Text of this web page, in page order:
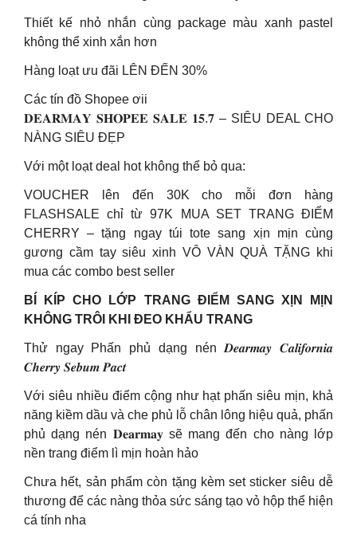
Thiết kế nhỏ nhắn cùng package màu xanh pastel
không thể xinh xắn hơn
Hàng loạt ưu đãi LÊN ĐẾN 30%
Các tín đồ Shopee ơii
𝐃𝐄𝐀𝐑𝐌𝐀𝐘 𝐒𝐇𝐎𝐏𝐄𝐄 𝐒𝐀𝐋𝐄 𝟏𝟓.𝟕 – SIÊU DEAL CHO
NÀNG SIÊU ĐẸP
Với một loạt deal hot không thể bỏ qua:
VOUCHER lên đến 30K cho mỗi đơn hàng
FLASHSALE chỉ từ 97K MUA SET TRANG ĐIỂM
CHERRY – tặng ngay túi tote sang xịn mịn cùng
gương cầm tay siêu xinh VÔ VÀN QUÀ TẶNG khi
mua các combo best seller
BÍ KÍP CHO LỚP TRANG ĐIỂM SANG XỊN MỊN
KHÔNG TRÔI KHI ĐEO KHẨU TRANG
Thử ngay Phấn phủ dạng nén 𝑫𝒆𝒂𝒓𝒎𝒂𝒚 𝑪𝒂𝒍𝒊𝒇𝒐𝒓𝒏𝒊𝒂
𝑪𝒉𝒆𝒓𝒓𝒚 𝑺𝒆𝒃𝒖𝒎 𝑷𝒂𝒄𝒕
Với siêu nhiều điểm cộng như hạt phấn siêu mịn, khả
năng kiềm dầu và che phủ lỗ chân lông hiệu quả, phấn
phủ dạng nén 𝐃𝐞𝐚𝐫𝐦𝐚𝐲 sẽ mang đến cho nàng lớp
nền trang điểm lì mịn hoàn hảo
Chưa hết, sản phẩm còn tặng kèm set sticker siêu dễ
thương để các nàng thỏa sức sáng tạo vỏ hộp thể hiện
cá tính nha